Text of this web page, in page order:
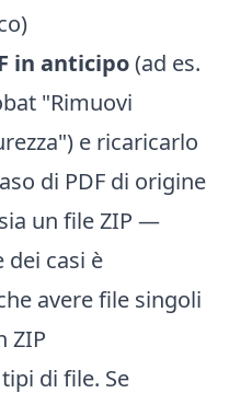
in anticipo(ad es.
"Rimuovi
e ricaricarlo
di PDF di origine
un file ZIP —
casi è
avere file singoli
ZIP
di file. Se